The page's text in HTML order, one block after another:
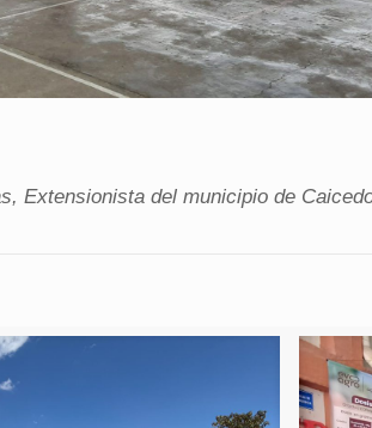
Extensionista del municipio de